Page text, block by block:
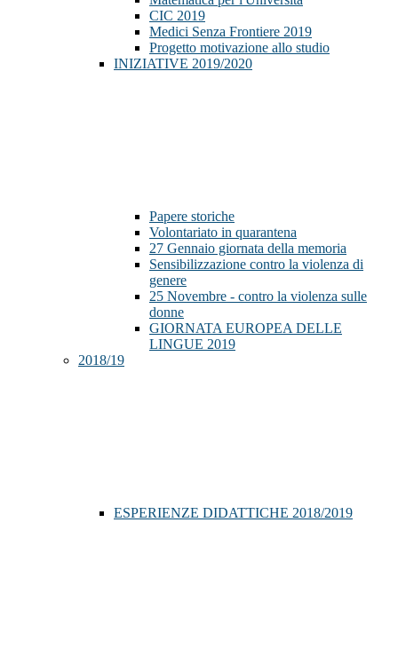
CIC 2019
Medici Senza Frontiere 2019
Progetto motivazione allo studio
INIZIATIVE 2019/2020
Papere storiche
Volontariato in quarantena
27 Gennaio giornata della memoria
Sensibilizzazione contro la violenza di
genere
25 Novembre - contro la violenza sulle
donne
GIORNATA EUROPEA DELLE
LINGUE 2019
2018/19
ESPERIENZE DIDATTICHE 2018/2019